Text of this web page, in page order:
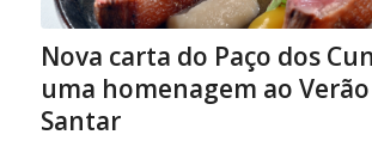
Nova carta do Paço dos
uma homenagem ao
Santar